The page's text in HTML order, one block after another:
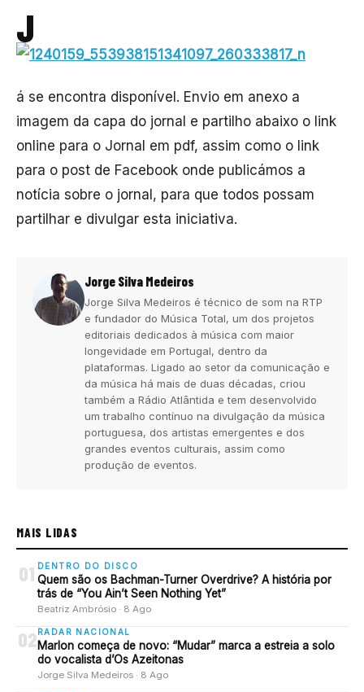
J
á se encontra disponível. Envio em anexo a
imagem da capa do jornal e partilho abaixo o link
online para o Jornal em pdf, assim como o link
para o post de Facebook onde publicámos a
notícia sobre o jornal, para que todos possam
partilhar e divulgar esta iniciativa.
Jorge Silva Medeiros
Jorge Silva Medeiros é técnico de som na RTP
e fundador do Música Total, um dos projetos
editoriais dedicados à música com maior
longevidade em Portugal, dentro da
plataformas. Ligado ao setor da comunicação e
da música há mais de duas décadas, criou
também a Rádio Atlântida e tem desenvolvido
um trabalho contínuo na divulgação da música
portuguesa, dos artistas emergentes e dos
grandes eventos culturais, assim como
produção de eventos.
MAIS LIDAS
01 DENTRO DO DISCO
Quem são os Bachman-Turner Overdrive? A história por
trás de “You Ain’t Seen Nothing Yet”
Beatriz Ambrósio · 8 Ago
02 RADAR NACIONAL
Marlon começa de novo: “Mudar” marca a estreia a solo
do vocalista d’Os Azeitonas
Jorge Silva Medeiros · 8 Ago